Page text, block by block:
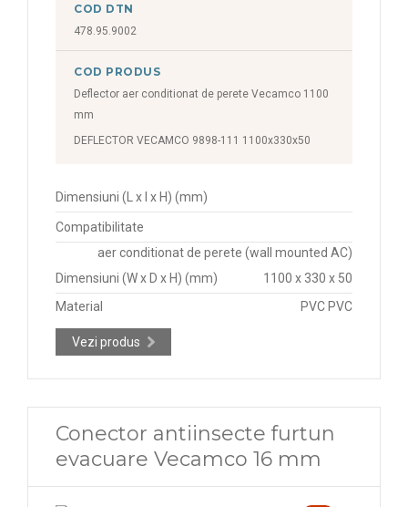
COD DTN
478.95.9002
COD PRODUS
Deflector aer conditionat de perete Vecamco 1100
mm
DEFLECTOR VECAMCO 9898-111 1100x330x50
Dimensiuni (L x l x H) (mm)
Compatibilitate
aer conditionat de perete (wall mounted AC)
Dimensiuni (W x D x H) (mm)
1100 x 330 x 50
Material
PVC PVC
Vezi produs
Conector antiinsecte furtun
evacuare Vecamco 16 mm